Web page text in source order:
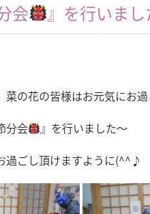
会 』を行いま
菜の花の皆様はお元気にお
分会
』を行いました～
過ごし頂けますように(^^♪